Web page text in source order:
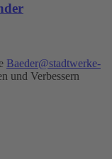
Baeder@stadtwerke-
und Verbessern